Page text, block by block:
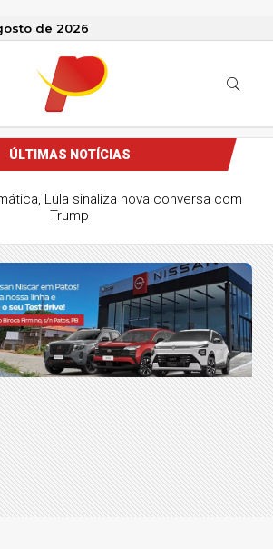
de 2026
ÚLTIMAS NOTÍCIAS
Lula sinaliza nova conversa com
Trump